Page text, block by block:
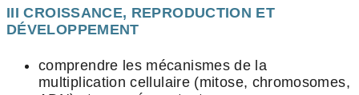
III CROISSANCE, REPRODUCTION ET
DÉVELOPPEMENT
comprendre les mécanismes de la
multiplication cellulaire (mitose, chromosomes,